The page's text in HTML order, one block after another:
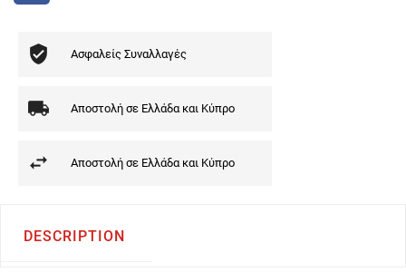
Ασφαλείς Συναλλαγές
Αποστολή σε Ελλάδα και Κύπρο
Αποστολή σε Ελλάδα και Κύπρο
DESCRIPTION